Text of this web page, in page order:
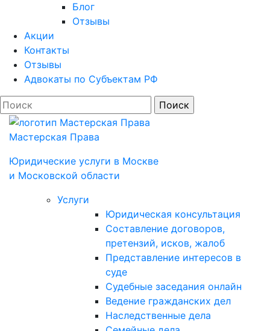
Блог
Отзывы
Акции
Контакты
Отзывы
Адвокаты по Субъектам РФ
Мастерская Права
Юридические услуги в Моcкве
и Московской области
Услуги
Юридическая консультация
Составление договоров,
претензий, исков, жалоб
Представление интересов в
суде
Судебные заседания онлайн
Ведение гражданских дел
Наследственные дела